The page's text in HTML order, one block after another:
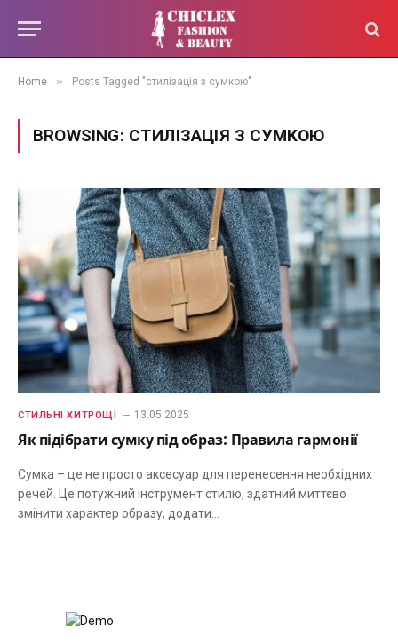
Home » Posts Tagged "стилізація з сумкою"
BROWSING: СТИЛІЗАЦІЯ З СУМКОЮ
СТИЛЬНІ ХИТРОЩІ 13.05.2025
Як підібрати сумку під образ: Правила гармонії
Сумка – це не просто аксесуар для перенесення необхідних
речей. Це потужний інструмент стилю, здатний миттєво
змінити характер образу, додати…